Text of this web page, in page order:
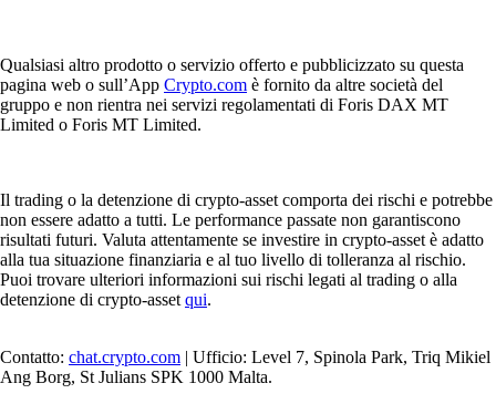
Qualsiasi altro prodotto o servizio offerto e pubblicizzato su questa
pagina web o sull’App Crypto.com è fornito da altre società del
gruppo e non rientra nei servizi regolamentati di Foris DAX MT
Limited o Foris MT Limited.
Il trading o la detenzione di crypto-asset comporta dei rischi e potrebbe
non essere adatto a tutti. Le performance passate non garantiscono
risultati futuri. Valuta attentamente se investire in crypto-asset è adatto
alla tua situazione finanziaria e al tuo livello di tolleranza al rischio.
Puoi trovare ulteriori informazioni sui rischi legati al trading o alla
detenzione di crypto-asset qui.
Contatto: chat.crypto.com | Ufficio: Level 7, Spinola Park, Triq Mikiel
Ang Borg, St Julians SPK 1000 Malta.